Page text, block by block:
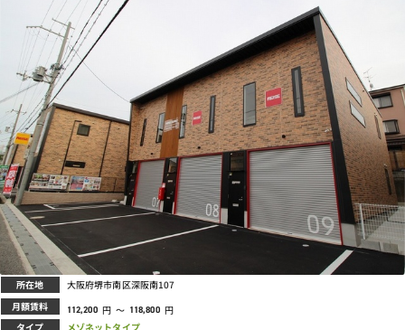
所在地 大阪府堺市南区深阪南107
月額賃料 112,200 円 ～ 118,800 円
タイプ メゾネットタイプ